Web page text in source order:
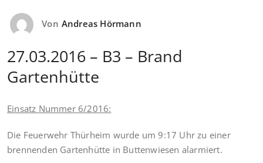
Von Andreas Hörmann
27.03.2016 – B3 – Brand
Gartenhütte
Einsatz Nummer 6/2016:
Die Feuerwehr Thürheim wurde um 9:17 Uhr zu einer
brennenden Gartenhütte in Buttenwiesen alarmiert.